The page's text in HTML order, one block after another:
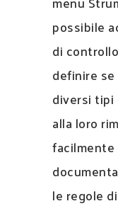
possibile
di
definire
diversi tipi
alla loro
le regole